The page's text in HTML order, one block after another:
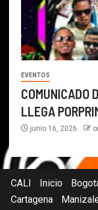
EVENTOS
COMUNICADO
LLEGA
junio 16, 2026
CALI Inicio
Cartagena